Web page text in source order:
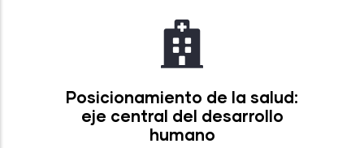
Posicionamiento de la salud:
eje central del desarrollo
humano